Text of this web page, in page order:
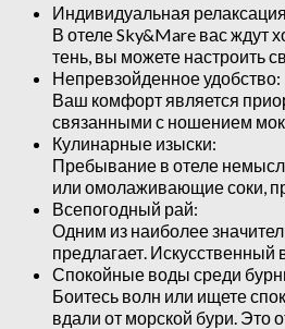
Индивидуальная
В отеле Sky&Mare вас ждут
тень, вы можете настроить
Непревзойденное удобство:
Ваш комфорт является
связанными с ношением
Кулинарные изыски:
Пребывание в отеле
или омолаживающие соки,
Всепогодный рай:
Одним из наиболее
предлагает. Искусственный
Спокойные воды среди
Боитесь волн или ищете
вдали от морской бури. Это